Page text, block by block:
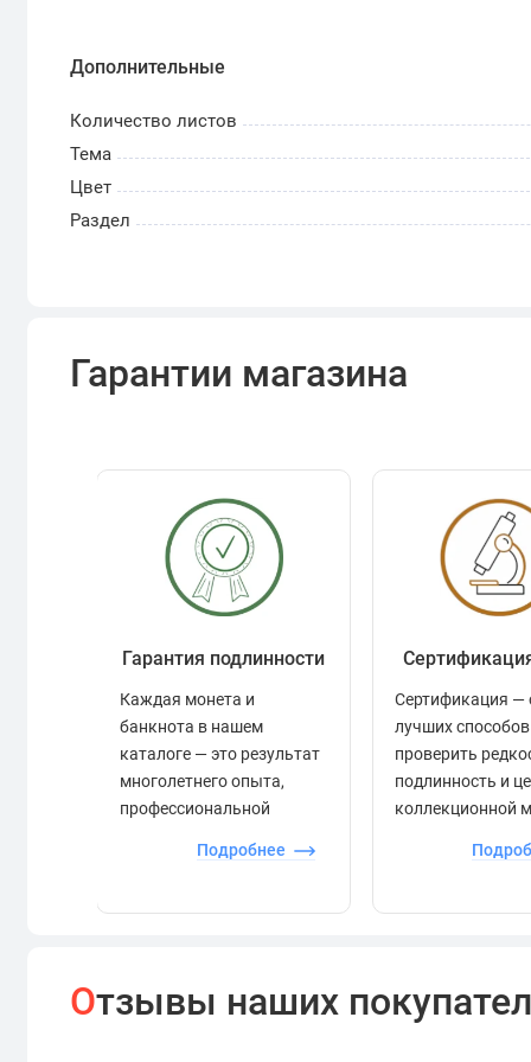
штемпельный блеск коллекции даже спустя
Надежная конструкция переплета:Болтовое
долговечность издания. Вы можете легко
коллекции аккуратный вид и обеспечивает
рекомендуем также приобрести Том II.
Дополнительные
Количество листов
Тема
Цвет
Раздел
Гарантии магазина
Гарантия подлинности
Каждая монета и
банкнота в нашем
каталоге — это результат
многолетнего опыта,
профессиональной
контроля.
Подробнее
Сертификация —
лучших способов
проверить
подлинность и
коллекционной
Отзывы наших